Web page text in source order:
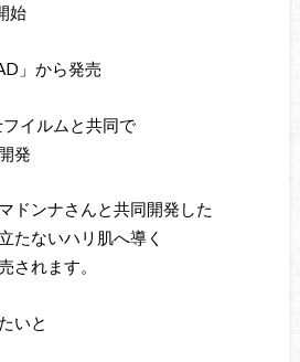
始
」から発売
フイルムと共同で
発
ドンナさんと共同開発した
たないハリ肌へ導く
されます。
いと